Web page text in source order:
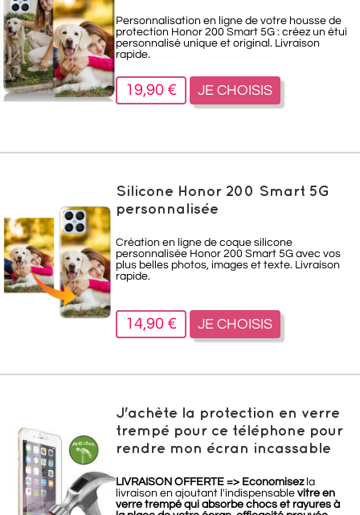
Personnalisation en ligne de votre housse de
protection Honor 200 Smart 5G : créez un étui
personnalisé unique et original. Livraison
rapide.
19,90 € JE CHOISIS
Silicone Honor 200 Smart 5G
personnalisée
Création en ligne de coque silicone
personnalisée Honor 200 Smart 5G avec vos
plus belles photos, images et texte. Livraison
rapide.
14,90 € JE CHOISIS
J'achète la protection en verre
trempé pour ce téléphone pour
rendre mon écran incassable
LIVRAISON OFFERTE => Economisezla
livraison en ajoutant l'indispensable vitre en
verre trempé qui absorbe chocs et rayures à